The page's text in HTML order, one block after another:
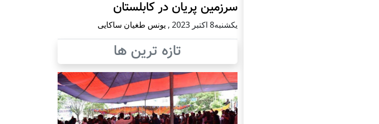
سرزمین پریان در کابلستان
يكشنبه8 اكتبر 2023 , یونس طغیان ساکایی
تازه ترین ها